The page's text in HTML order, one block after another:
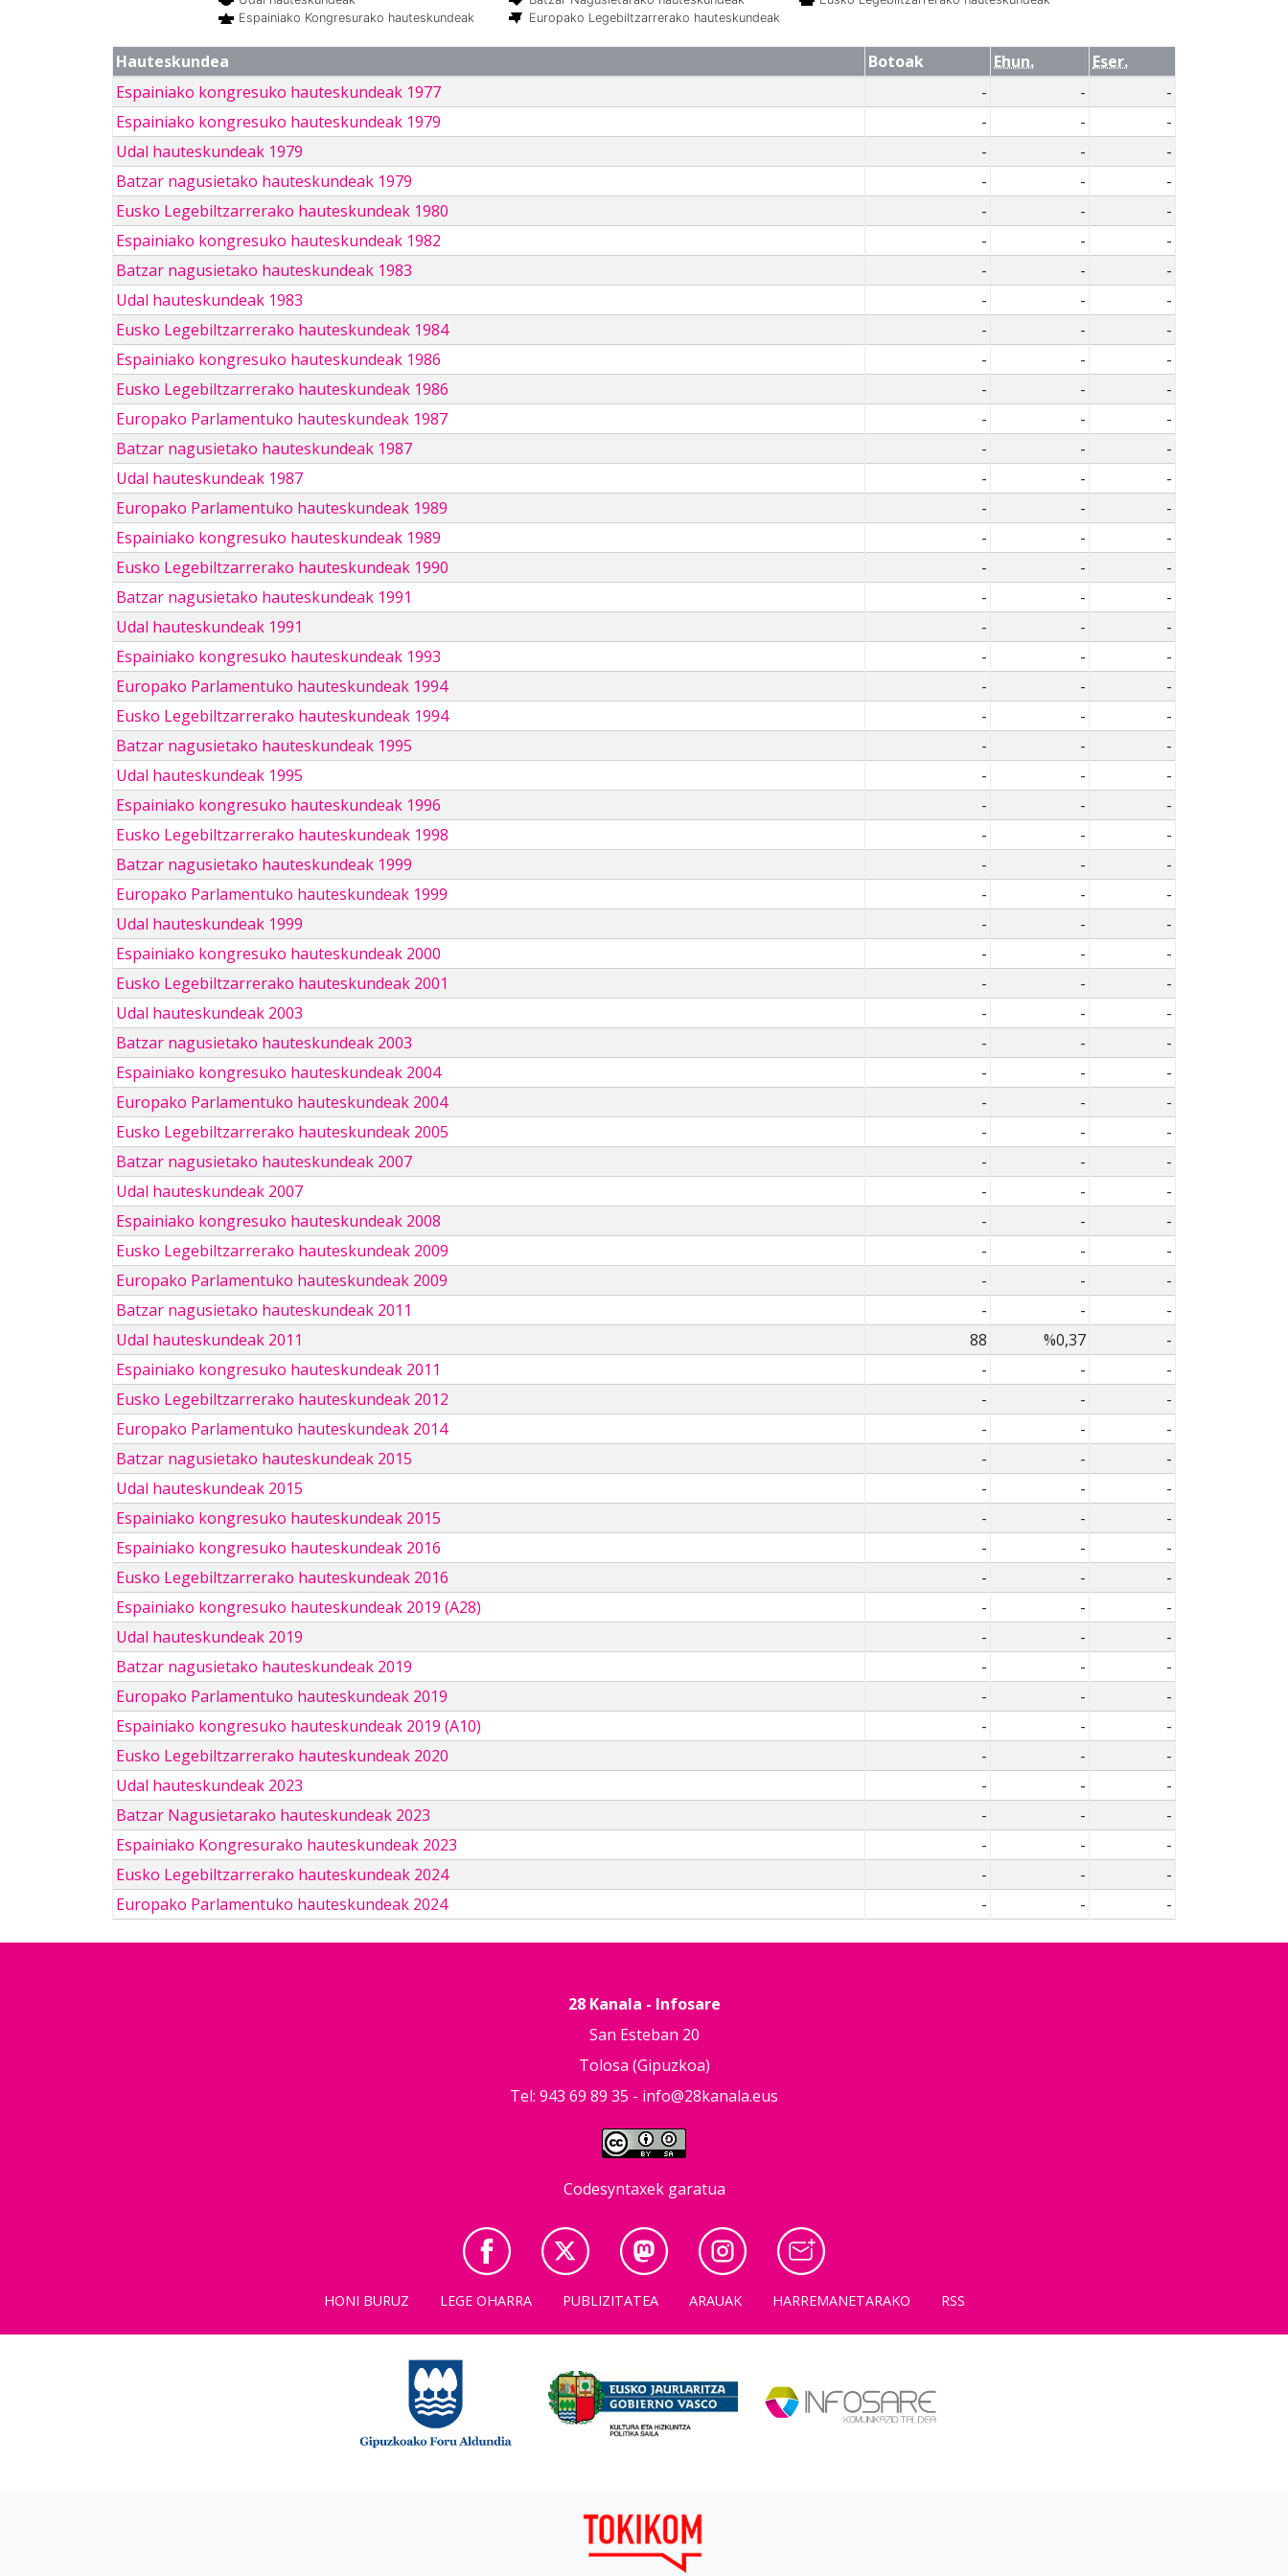
Espainiako Kongresurako hauteskundeak
Europako Legebiltzarrerako hauteskundeak
Hauteskundea Botoak Ehun.
Eser.
Espainiako kongresuko hauteskundeak 1977
- -
-
Espainiako kongresuko hauteskundeak 1979
- -
-
Udal hauteskundeak 1979
- -
-
Batzar nagusietako hauteskundeak 1979
- -
-
Eusko Legebiltzarrerako hauteskundeak 1980
- -
-
Espainiako kongresuko hauteskundeak 1982
- -
-
Batzar nagusietako hauteskundeak 1983
- -
-
Udal hauteskundeak 1983
- -
-
Eusko Legebiltzarrerako hauteskundeak 1984
- -
-
Espainiako kongresuko hauteskundeak 1986
- -
-
Eusko Legebiltzarrerako hauteskundeak 1986
- -
-
Europako Parlamentuko hauteskundeak 1987
- -
-
Batzar nagusietako hauteskundeak 1987
- -
-
Udal hauteskundeak 1987
- -
-
Europako Parlamentuko hauteskundeak 1989
- -
-
Espainiako kongresuko hauteskundeak 1989
- -
-
Eusko Legebiltzarrerako hauteskundeak 1990
- -
-
Batzar nagusietako hauteskundeak 1991
- -
-
Udal hauteskundeak 1991
- -
-
Espainiako kongresuko hauteskundeak 1993
- -
-
Europako Parlamentuko hauteskundeak 1994
- -
-
Eusko Legebiltzarrerako hauteskundeak 1994
- -
-
Batzar nagusietako hauteskundeak 1995
- -
-
Udal hauteskundeak 1995
- -
-
Espainiako kongresuko hauteskundeak 1996
- -
-
Eusko Legebiltzarrerako hauteskundeak 1998
- -
-
Batzar nagusietako hauteskundeak 1999
- -
-
Europako Parlamentuko hauteskundeak 1999
- -
-
Udal hauteskundeak 1999
- -
-
Espainiako kongresuko hauteskundeak 2000
- -
-
Eusko Legebiltzarrerako hauteskundeak 2001
- -
-
Udal hauteskundeak 2003
- -
-
Batzar nagusietako hauteskundeak 2003
- -
-
Espainiako kongresuko hauteskundeak 2004
- -
-
Europako Parlamentuko hauteskundeak 2004
- -
-
Eusko Legebiltzarrerako hauteskundeak 2005
- -
-
Batzar nagusietako hauteskundeak 2007
- -
-
Udal hauteskundeak 2007
- -
-
Espainiako kongresuko hauteskundeak 2008
- -
-
Eusko Legebiltzarrerako hauteskundeak 2009
- -
-
Europako Parlamentuko hauteskundeak 2009
- -
-
Batzar nagusietako hauteskundeak 2011
- -
-
Udal hauteskundeak 2011
88 %0,37
-
Espainiako kongresuko hauteskundeak 2011
- -
-
Eusko Legebiltzarrerako hauteskundeak 2012
- -
-
Europako Parlamentuko hauteskundeak 2014
- -
-
Batzar nagusietako hauteskundeak 2015
- -
-
Udal hauteskundeak 2015
- -
-
Espainiako kongresuko hauteskundeak 2015
- -
-
Espainiako kongresuko hauteskundeak 2016
- -
-
Eusko Legebiltzarrerako hauteskundeak 2016
- -
-
Espainiako kongresuko hauteskundeak 2019 (A28)
- -
-
Udal hauteskundeak 2019
- -
-
Batzar nagusietako hauteskundeak 2019
- -
-
Europako Parlamentuko hauteskundeak 2019
- -
-
Espainiako kongresuko hauteskundeak 2019 (A10)
- -
-
Eusko Legebiltzarrerako hauteskundeak 2020
- -
-
Udal hauteskundeak 2023
- -
-
Batzar Nagusietarako hauteskundeak 2023
- -
-
Espainiako Kongresurako hauteskundeak 2023
- -
-
Eusko Legebiltzarrerako hauteskundeak 2024
- -
-
Europako Parlamentuko hauteskundeak 2024
- - -
28 Kanala - Infosare
San Esteban 20
Tolosa (Gipuzkoa)
Tel: 943 69 89 35 - info@28kanala.eus
Codesyntaxek garatua
HONI BURUZ LEGE OHARRA PUBLIZITATEA ARAUAK HARREMANETARAKO RSS